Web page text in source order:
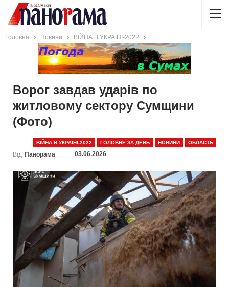
Головна Новини ВІЙНА В УКРАЇНІ-2022
Ворог завдав ударів по
житловому сектору Сумщини
(Фото)
ВІЙНА В УКРАЇНІ-2022 ГОЛОВНЕ ЗА ДЕНЬ НОВИНИ ОБЛАСТЬ
Від Панорама 03.06.2026